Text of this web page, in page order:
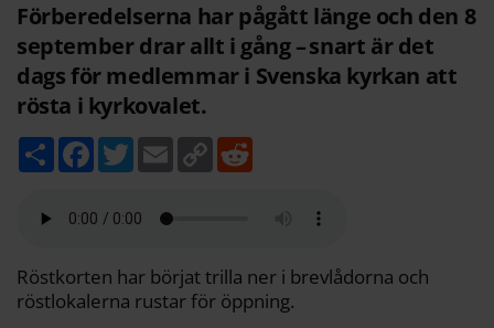
Förberedelserna har pågått länge och den 8
september drar allt i gång – snart är det
dags för medlemmar i Svenska kyrkan att
rösta i kyrkovalet.
D
e
F
b
k
T
w
t
E
m
C
o
k
Röstkorten har börjat trilla ner i brevlådorna och
röstlokalerna rustar för öppning.